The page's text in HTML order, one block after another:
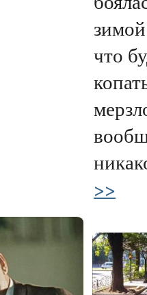
что
>>